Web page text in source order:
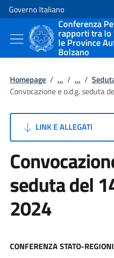
Vai al contenuto
Vai alla navigazione del sito
Governo Italiano
Conferenza
rapporti tra lo
le Province
Bolzano
Homepage / ... / ... /
Convocazione e o.d.g. seduta
LINK E ALLEGATI
seduta del
2024
CONFERENZA STATO-REGIONI